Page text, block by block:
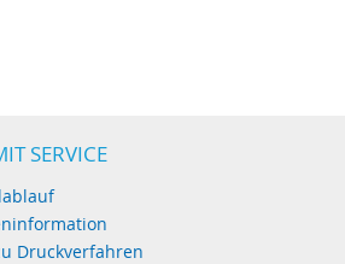
SERVICE
Druckverfahren